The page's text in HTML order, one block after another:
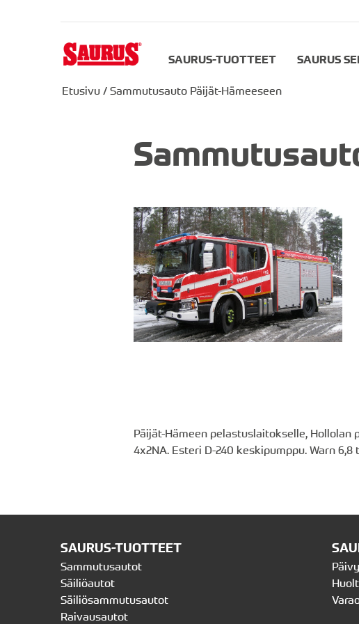
SAURUS-TUOTTEET SAURUS
Etusivu / Sammutusauto Päijät-Hämeeseen
Päijät-Hämeen pelastuslaitokselle, Hollolan
4x2NA. Esteri D-240 keskipumppu. Warn
SAURUS-TUOTTEET
Sammutusautot
Säiliöautot
Säiliösammutusautot
Raivausautot